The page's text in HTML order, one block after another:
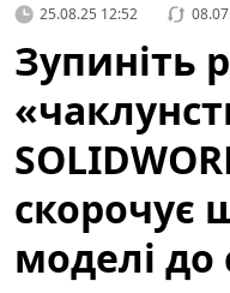
25.08.25 12:52
Зупиніть
скорочує
моделі до